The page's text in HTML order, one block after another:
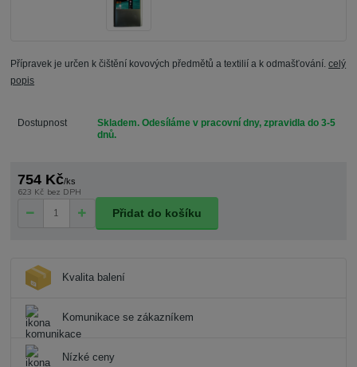
Přípravek je určen k čištění kovových předmětů a textilií a k odmašťování.celý
popis
Dostupnost
Skladem. Odesíláme v pracovní dny, zpravidla do 3-5
dnů.
754 Kč/ks
623 Kč bez DPH
Přidat do košíku
Kvalita balení
Komunikace se zákazníkem
Nízké ceny